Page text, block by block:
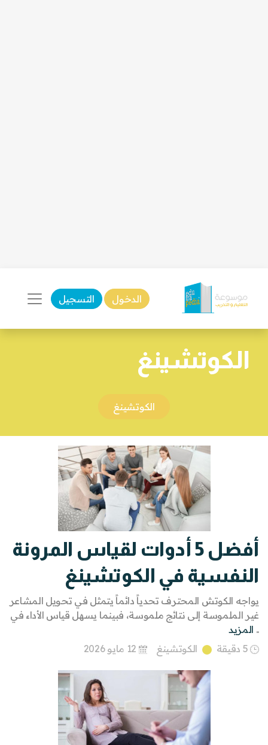
الدخول التسجيل
الكوتشينغ
الكوتشينغ
أفضل 5 أدوات لقياس المرونة
النفسية في الكوتشينغ
يواجه الكوتش المحترف تحدياً دائماً يتمثل في تحويل المشاعر
غير الملموسة إلى نتائج ملموسة، فبينما يسهل قياس الأداء في
.. المزيد
5 دقيقة
الكوتشينغ